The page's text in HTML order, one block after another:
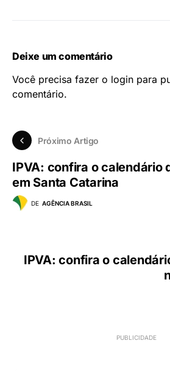
Deixe um comentário
Você precisa fazer o login para
comentário.
Próximo Artigo
IPVA: confira o calendário
em Santa Catarina
DE AGÊNCIA BRASIL
IPVA: confira o